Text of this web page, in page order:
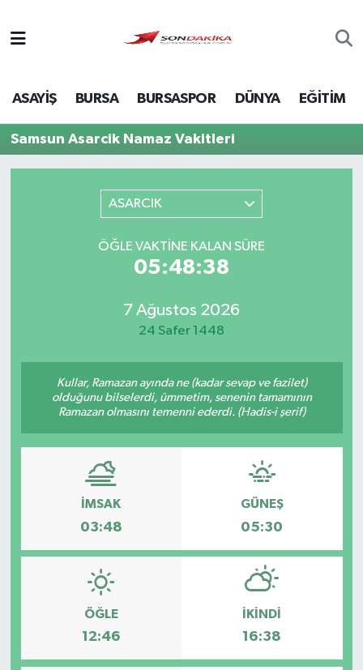
ASAYİŞ BURSA BURSASPOR DÜNYA EĞİTİM
Samsun Asarcik Namaz Vakitleri
ASARCIK
ÖĞLE VAKTINE KALAN SÜRE
05:48:38
7 Ağustos 2026
24 Safer 1448
Kullar, Ramazan ayında ne (kadar sevap ve fazilet)
olduğunu bilselerdi, ümmetim, senenin tamamının
Ramazan olmasını temenni ederdi. (Hadis-i şerif)
İMSAK
03:48
GÜNEŞ
05:30
ÖĞLE
12:46
İKINDI
16:38
Bursa
Dünya
Sağlık
Siyaset
Video Galeri